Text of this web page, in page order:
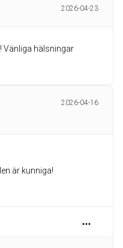
2026-04-23
Vänliga hälsningar
2026-04-16
är kunniga!